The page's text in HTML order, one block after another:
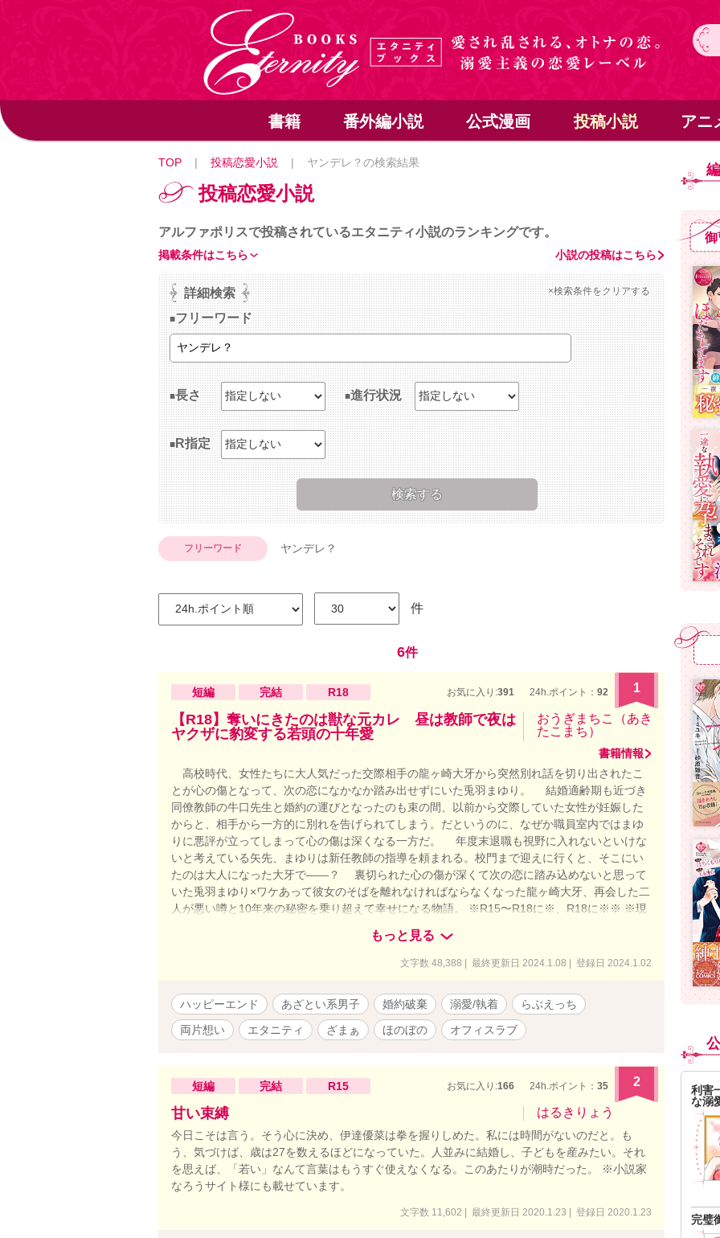
書籍 番外編小説 公式漫画 投稿小説 アニ
TOP | 投稿恋愛小説 | ヤンデレ？の検索結果
投稿恋愛小説
アルファポリスで投稿されているエタニティ小説のランキングです。
小説の投稿はこちら
掲載条件はこちら
詳細検索 ×検索条件をクリアする
フリーワード
長さ 進行状況
R指定
フリーワード ヤンデレ？
件
6件
短編 完結 R18 お気に入り:391 24h.ポイント： 92 1
【R18】奪いにきたのは獣な元カレ 昼は教師で夜は
ヤクザに豹変する若頭の十年愛
おうぎまちこ（あき
たこまち）
書籍情報
高校時代、女性たちに大人気だった交際相手の龍ヶ崎大牙から突然別れ話を切り出されたこ
とが心の傷となって、次の恋になかなか踏み出せずにいた兎羽まゆり。 結婚適齢期も近づき
同僚教師の牛口先生と婚約の運びとなったのも束の間、以前から交際していた女性が妊娠した
からと、相手から一方的に別れを告げられてしまう。だというのに、なぜか職員室内ではまゆ
りに悪評が立ってしまって心の傷は深くなる一方だ。 年度末退職も視野に入れないといけな
いと考えている矢先、まゆりは新任教師の指導を頼まれる。校門まで迎えに行くと、そこにい
たのは大人になった大牙で――？ 裏切られた心の傷が深くて次の恋に踏み込めないと思って
いた兎羽まゆり×ワケあって彼女のそばを離れなければならなくなった龍ヶ崎大牙、再会した二
人が悪い噂と10年来の秘密を乗り超えて幸せになる物語。 ※R15〜R18に※、R18に※※ ※現
実世界に疎い作者による現代TLなのでご容赦くださいましたら幸いです。 ※ヒーローはワンコ
系？ニャンコ系？甘えん坊系？ヤンデレ？腹黒？あざとい系男子です。 ※36000字数完結。+大
牙side5000字数。 ※1/7おまけの学校R書いてます。そこまで書いたら完結します。
もっと見る
文字数 48,388 | 最終更新日 2024.1.08 | 登録日 2024.1.02
ハッピーエンド あざとい系男子 婚約破棄 溺愛/執着
らぶえっち
両片想い
エタニティ ざまぁ ほのぼの オフィスラブ
短編 完結 R15 お気に入り:166 24h.ポイント： 35 2
甘い束縛 はるきりょう
今日こそは言う。そう心に決め、伊達優菜は拳を握りしめた。私には時間がないのだと。も
う、気づけば、歳は27を数えるほどになっていた。人並みに結婚し、子どもを産みたい。それ
を思えば、「若い」なんて言葉はもうすぐ使えなくなる。このあたりが潮時だった。 ※小説家
なろうサイト様にも載せています。
文字数 11,602 | 最終更新日 2020.1.23 | 登録日 2020.1.23
利害
な溺
完璧